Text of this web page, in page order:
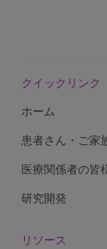
クイックリンク
ホーム
患者さん・ご家
医療関係者の皆
研究開発
リソース